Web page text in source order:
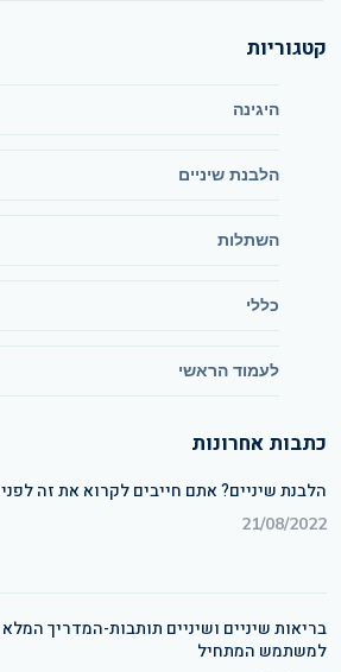
קטגוריות
היגינה
הלבנת שיניים
השתלות
כללי
לעמוד הראשי
כתבות אחרונות
הלבנת שיניים? אתם חייבים לקרוא את זה לפני
21/08/2022
בריאות שיניים ושיניים תותבות-המדריך המלא
למשתמש המתחיל